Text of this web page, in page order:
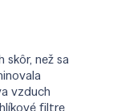
než sa
vzduch
filtre